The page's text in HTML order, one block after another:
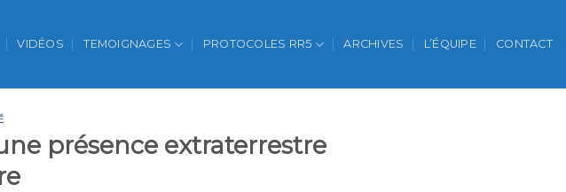
VIDÉOS TEMOIGNAGES PROTOCOLES RR5 ARCHIVES L’ÉQUIPE CONTACT
présence extraterrestre